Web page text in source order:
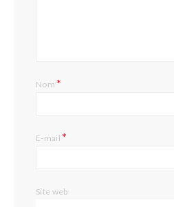
Nom*
E-mail*
Site web